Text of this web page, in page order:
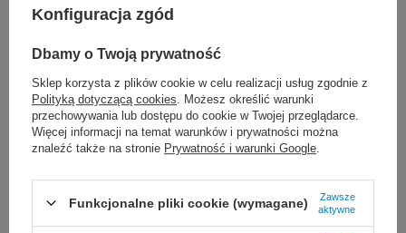
Choć nutridrinki bardzo pomagają, nie są dla
każdego i nie zastąpią porady lekarskiej.
Najczęściej wymagają ostrożności lub nie są
stosowane:
Bez zgody lekarza u pacjentów z ciężkimi
chorobami nerek lub wątroby- duża ilość białka
może być problemem, jeśli nerki nie pracują
Konfiguracja zgód
Dbamy o Twoją prywatność
Sklep korzysta z plików cookie w celu realizacji usług zgodnie z
Polityką dotyczącą cookies . Możesz określić warunki
przechowywania lub dostępu do cookie w Twojej przeglądarce.
Więcej informacji na temat warunków i prywatności można
znaleźć także na stronie Prywatność i warunki Google
Funkcjonalne pliki cookie (wymagane)
Zawsze
aktywne